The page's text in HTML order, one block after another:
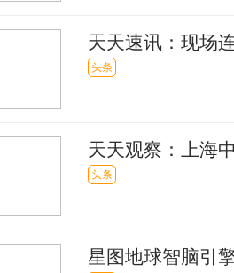
天天速讯：现场
角抗摔，1399元起
头条
天天观察：上海
期规模100亿元
头条
星图地球智脑引